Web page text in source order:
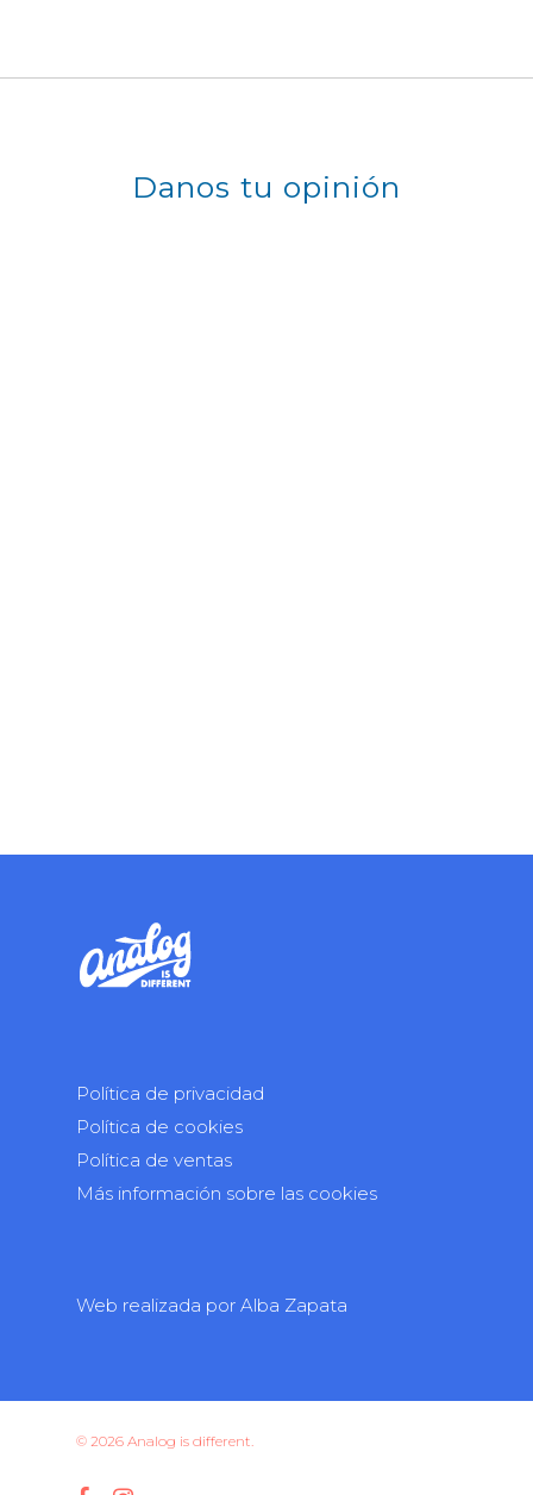
Danos tu opinión
Política de privacidad
Política de cookies
Política de ventas
Más información sobre las cookies
Web realizada por Alba Zapata
© 2026 Analog is different.